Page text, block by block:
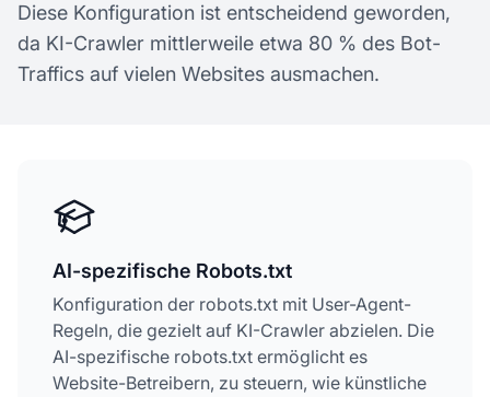
Diese Konfiguration ist entscheidend geworden,
da KI-Crawler mittlerweile etwa 80 % des Bot-
Traffics auf vielen Websites ausmachen.
AI-spezifische Robots.txt
Konfiguration der robots.txt mit User-Agent-
Regeln, die gezielt auf KI-Crawler abzielen. Die
AI-spezifische robots.txt ermöglicht es
Website-Betreibern, zu steuern, wie künstliche